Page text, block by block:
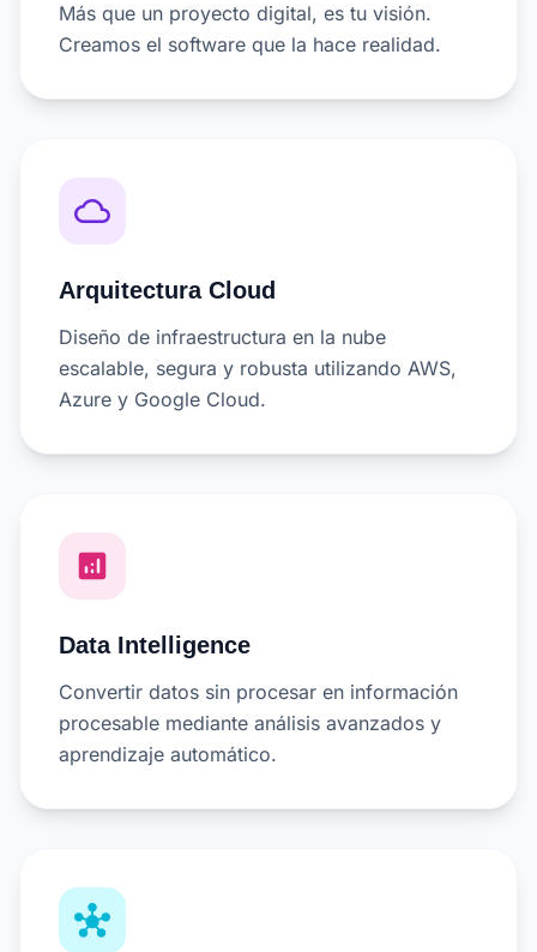
Más que un proyecto digital, es tu visión.
Creamos el software que la hace realidad.
cloud_queue
Arquitectura Cloud
Diseño de infraestructura en la nube
escalable, segura y robusta utilizando AWS,
Azure y Google Cloud.
analytics
Data Intelligence
Convertir datos sin procesar en información
procesable mediante análisis avanzados y
aprendizaje automático.
hub